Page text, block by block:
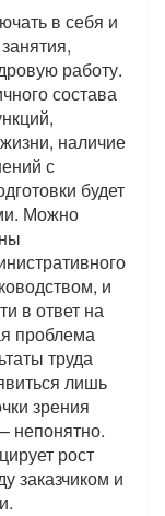
в себя и
работу.
состава
наличие
с
будет
Можно
и
в ответ на
проблема
труда
лишь
зрения
непонятно.
рост
заказчиком и